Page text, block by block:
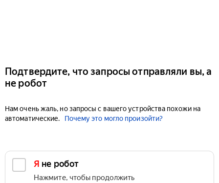
Подтвердите, что запросы отправляли вы, а
не робот
Нам очень жаль, но запросы с вашего устройства похожи на
автоматические.
Почему это могло произойти?
Я не робот
Нажмите, чтобы продолжить